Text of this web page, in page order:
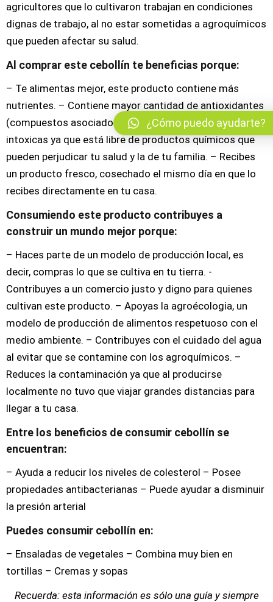
agricultores que lo cultivaron trabajan en condiciones
dignas de trabajo, al no estar sometidas a agroquímicos
que pueden afectar su salud.
Al comprar este cebollín te beneficias porque:
– Te alimentas mejor, este producto contiene más
nutrientes. – Contiene mayor cantidad de antioxidantes
(compuestos asociados con una mejor salud) – No te
intoxicas ya que está libre de productos químicos que
pueden perjudicar tu salud y la de tu familia. – Recibes
un producto fresco, cosechado el mismo día en que lo
recibes directamente en tu casa.
Consumiendo este producto contribuyes a
construir un mundo mejor porque:
– Haces parte de un modelo de producción local, es
decir, compras lo que se cultiva en tu tierra. -
Contribuyes a un comercio justo y digno para quienes
cultivan este producto. – Apoyas la agroécologia, un
modelo de producción de alimentos respetuoso con el
medio ambiente. – Contribuyes con el cuidado del agua
al evitar que se contamine con los agroquímicos. –
Reduces la contaminación ya que al producirse
localmente no tuvo que viajar grandes distancias para
llegar a tu casa.
Entre los beneficios de consumir cebollín se
encuentran:
– Ayuda a reducir los niveles de colesterol – Posee
propiedades antibacterianas – Puede ayudar a disminuir
la presión arterial
Puedes consumir cebollín en:
– Ensaladas de vegetales – Combina muy bien en
tortillas – Cremas y sopas
Recuerda: esta información es sólo una guía y siempre
¿Cómo puedo ayudarte?